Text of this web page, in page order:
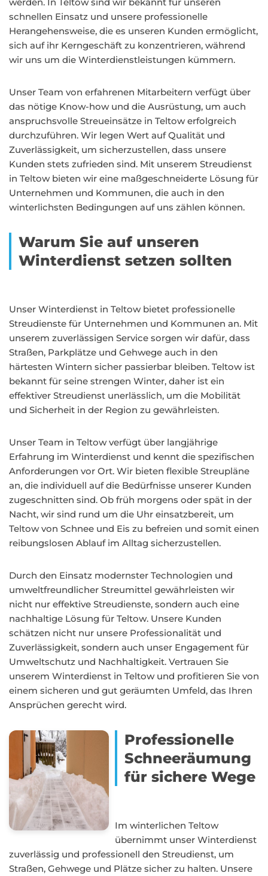
schnellen Einsatz und unsere professionelle
Herangehensweise, die es unseren Kunden ermöglicht,
sich auf ihr Kerngeschäft zu konzentrieren, während
wir uns um die Winterdienstleistungen kümmern.
Unser Team von erfahrenen Mitarbeitern verfügt über
das nötige Know-how und die Ausrüstung, um auch
anspruchsvolle Streueinsätze in Teltow erfolgreich
durchzuführen. Wir legen Wert auf Qualität und
Zuverlässigkeit, um sicherzustellen, dass unsere
Kunden stets zufrieden sind. Mit unserem Streudienst
in Teltow bieten wir eine maßgeschneiderte Lösung für
Unternehmen und Kommunen, die auch in den
winterlichsten Bedingungen auf uns zählen können.
Warum Sie auf unseren
Winterdienst setzen sollten
Unser Winterdienst in Teltow bietet professionelle
Streudienste für Unternehmen und Kommunen an. Mit
unserem zuverlässigen Service sorgen wir dafür, dass
Straßen, Parkplätze und Gehwege auch in den
härtesten Wintern sicher passierbar bleiben. Teltow ist
bekannt für seine strengen Winter, daher ist ein
effektiver Streudienst unerlässlich, um die Mobilität
und Sicherheit in der Region zu gewährleisten.
Unser Team in Teltow verfügt über langjährige
Erfahrung im Winterdienst und kennt die spezifischen
Anforderungen vor Ort. Wir bieten flexible Streupläne
an, die individuell auf die Bedürfnisse unserer Kunden
zugeschnitten sind. Ob früh morgens oder spät in der
Nacht, wir sind rund um die Uhr einsatzbereit, um
Teltow von Schnee und Eis zu befreien und somit einen
reibungslosen Ablauf im Alltag sicherzustellen.
Durch den Einsatz modernster Technologien und
umweltfreundlicher Streumittel gewährleisten wir
nicht nur effektive Streudienste, sondern auch eine
nachhaltige Lösung für Teltow. Unsere Kunden
schätzen nicht nur unsere Professionalität und
Zuverlässigkeit, sondern auch unser Engagement für
Umweltschutz und Nachhaltigkeit. Vertrauen Sie
unserem Winterdienst in Teltow und profitieren Sie von
einem sicheren und gut geräumten Umfeld, das Ihren
Ansprüchen gerecht wird.
Professionelle
Schneeräumung
für sichere Wege
Im winterlichen Teltow
übernimmt unser Winterdienst
zuverlässig und professionell den Streudienst, um
Straßen, Gehwege und Plätze sicher zu halten. Unsere